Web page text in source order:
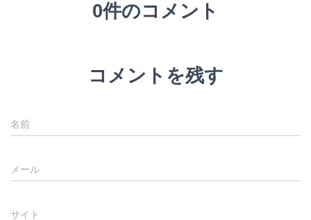
0件のコメント
コメントを残す
名前
メール
サイト